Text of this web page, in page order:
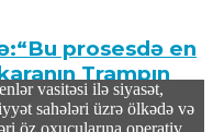
prosesdə en
Trampın
vasitəsi ilə siyasət,
sahələri üzrə ölkədə və